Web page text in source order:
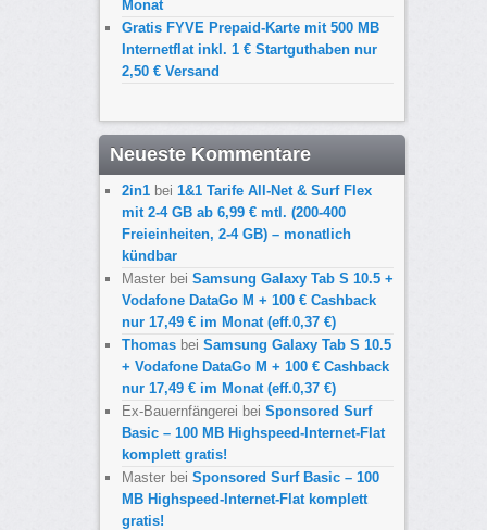
Monat
Gratis FYVE Prepaid-Karte mit 500 MB
Internetflat inkl. 1 € Startguthaben nur
2,50 € Versand
Neueste Kommentare
2in1bei 1&1 Tarife All-Net & Surf Flex
mit 2-4 GB ab 6,99 € mtl. (200-400
Freieinheiten, 2-4 GB) – monatlich
kündbar
Masterbei Samsung Galaxy Tab S 10.5 +
Vodafone DataGo M + 100 € Cashback
nur 17,49 € im Monat (eff.0,37 €)
Thomasbei Samsung Galaxy Tab S 10.5
+ Vodafone DataGo M + 100 € Cashback
nur 17,49 € im Monat (eff.0,37 €)
Ex-Bauernfängerei bei Sponsored Surf
Basic – 100 MB Highspeed-Internet-Flat
komplett gratis!
Masterbei Sponsored Surf Basic – 100
MB Highspeed-Internet-Flat komplett
gratis!